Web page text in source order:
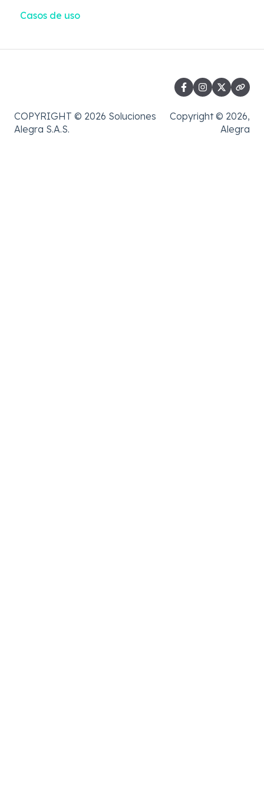
Casos de uso
COPYRIGHT © 2026 Soluciones
Alegra S.A.S.
Copyright © 2026,
Alegra